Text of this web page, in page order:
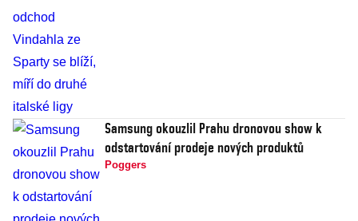
Samsung okouzlil Prahu dronovou show k
odstartování prodeje nových produktů
Poggers